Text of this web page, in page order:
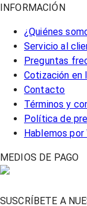
INFORMACIÓN
¿Quiénes
Servicio al
Preguntas
Cotización en
Contacto
Términos y
Política de
Hablemos
MEDIOS DE PAGO
SUSCRÍBETE A